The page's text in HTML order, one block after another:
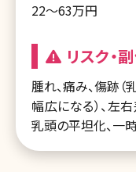
22～63万円
リスク・
腫れ、痛み、傷跡
幅広になる）、左
乳頭の平坦化、一